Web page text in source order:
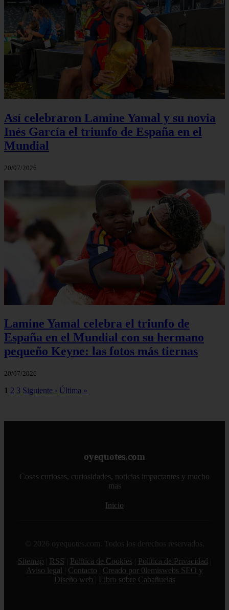
Así celebraron Lamine Yamal y su novia
Inés García el triunfo de España en el
Mundial
20/07/2026
Lamine Yamal celebra el triunfo de
España en el Mundial con su hermano
pequeño Keyne: las fotos más tiernas
20/07/2026
1 2 3 Siguiente › Última »
oyequotes.com
Cosas curiosas, curiosidades, noticias impactantes y mucho
mas
Inicio
© 2026 oyequotes.com. Todos los derechos reservados.
Sitemap
RSS Política de Cookies Política de Privacidad
Aviso legal
Contacto
Creado por 0lemiswebs SEO y
Diseño web
Libro sobre Cabañuelas